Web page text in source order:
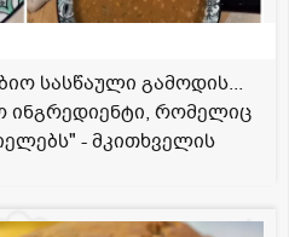
სასწაული გამოდის...
ინგრედიენტი, რომელიც
- მკითხველის